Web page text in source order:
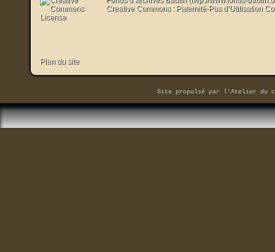
Creative Commons : Paternité-Pas d’Utilisation
Plan du site
Site propulsé par l'Atelier du